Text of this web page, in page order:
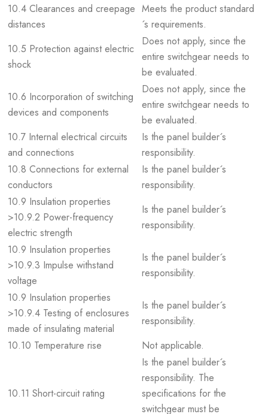
10.4 Clearances and creepage
distances
Meets the product standard
´s requirements.
10.5 Protection against electric
shock
Does not apply, since the
entire switchgear needs to
be evaluated.
10.6 Incorporation of switching
devices and components
Does not apply, since the
entire switchgear needs to
be evaluated.
10.7 Internal electrical circuits
and connections
Is the panel builder´s
responsibility.
10.8 Connections for external
conductors
Is the panel builder´s
responsibility.
10.9 Insulation properties
>10.9.2 Power-frequency
electric strength
Is the panel builder´s
responsibility.
10.9 Insulation properties
>10.9.3 Impulse withstand
voltage
Is the panel builder´s
responsibility.
10.9 Insulation properties
>10.9.4 Testing of enclosures
made of insulating material
Is the panel builder´s
responsibility.
10.10 Temperature rise
Not applicable.
10.11 Short-circuit rating
Is the panel builder´s
responsibility. The
specifications for the
switchgear must be